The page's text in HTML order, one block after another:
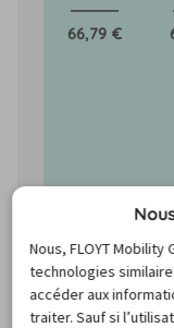
66,79 €
Nous, FLOYT
technologies
accéder aux
traiter. Sauf si